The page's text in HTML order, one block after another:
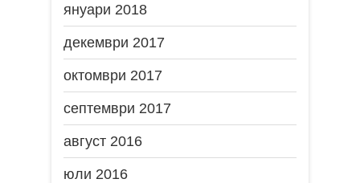
януари 2018
декември 2017
октомври 2017
септември 2017
август 2016
юли 2016